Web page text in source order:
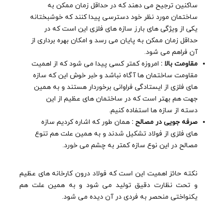
ساکنین ترجیح می دهند که در حداقل زمان ممکن به
ساختمان مورد نظر خود دسترسی پیدا کنند که خوشبختانه
یکی از ویژگی های بارز سازه های فلزی این است که در
حداقل زمان ممکن به پایان می رسد و امکان بهره برداری از
آن فراهم می شود.
مقاومت بالا : امروزه کمتر کسی پیدا می شود که از اهمیت
مقاومت ساختمان ها آگاه نباشد و خبر خوش این که سازه
های فلزی از ایستادگی فراوانی برخوردار هستند و به همین
جهت هم بهتر است که در ساختمان های عظیم از این
دسته از سازه ها استفاده کنیم.
صرفه جویی در مصالح : همان طور که اشاره کردیم سازه
های فلزی از فولاد تشکیل شدند و به همین علت هم تنوع
مصالح در این نوع سازه کمتر به چشم می خورد.
نکته حائز اهمیت این است که فولاد درون کارخانه های عظیم
و تحت نظارت دقیق تولید می شود و به همین علت هم
یکنواختی منحصر به فردی در آن دیده می شود.